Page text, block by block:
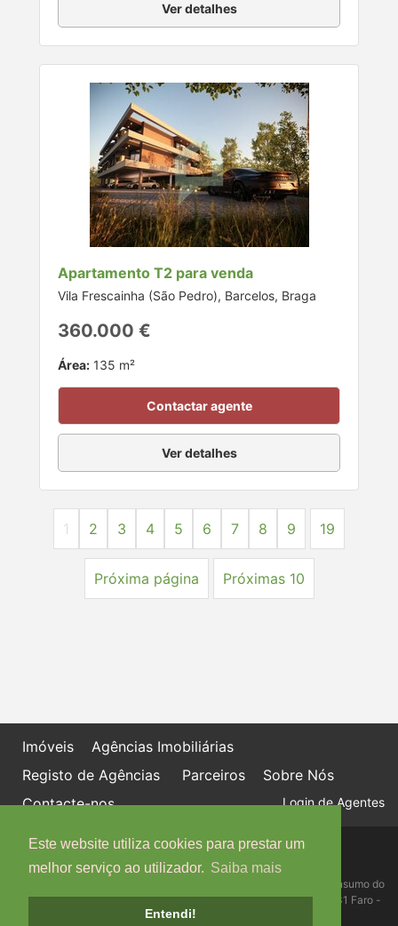
Este website utiliza cookies para prestar um
melhor serviço ao utilizador. Saiba mais
Entendi!
Ver detalhes
Apartamento T2 para venda
Vila Frescainha (São Pedro), Barcelos, Braga
360.000 €
Área: 135 m²
Contactar agente
Ver detalhes
1 2 3 4 5 6 7 8 9 19
Próxima página Próximas 10
Imóveis
Agências Imobiliárias
Registo de Agências
Parceiros
Sobre Nós
Contacte-nos
Login de Agentes
Política de proteção de dados
Livro de Reclamações online
Centro de Informação, Mediação e Arbitragem de Conflitos de Consumo do
Algarve - Edifício Ninho de Empresas, Estrada da Penha, 8005-131 Faro -
Telefone: 289 823 135 cimaal@mail.telepac.pt